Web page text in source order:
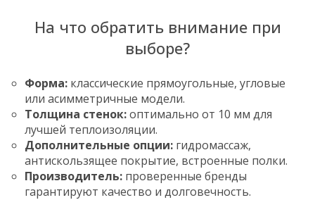
На что обратить внимание при
выборе?
Форма: классические прямоугольные, угловые
или асимметричные модели.
Толщина стенок:оптимально от 10 мм для
лучшей теплоизоляции.
Дополнительные опции: гидромассаж,
антискользящее покрытие, встроенные полки.
Производитель: проверенные бренды
гарантируют качество и долговечность.